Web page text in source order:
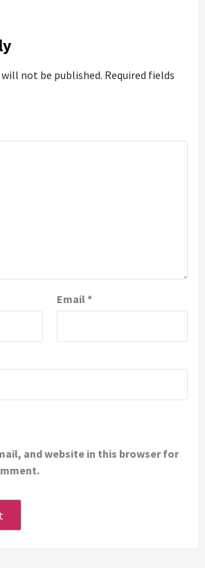
will not be published. Required fields
Email*
and website in this browser for